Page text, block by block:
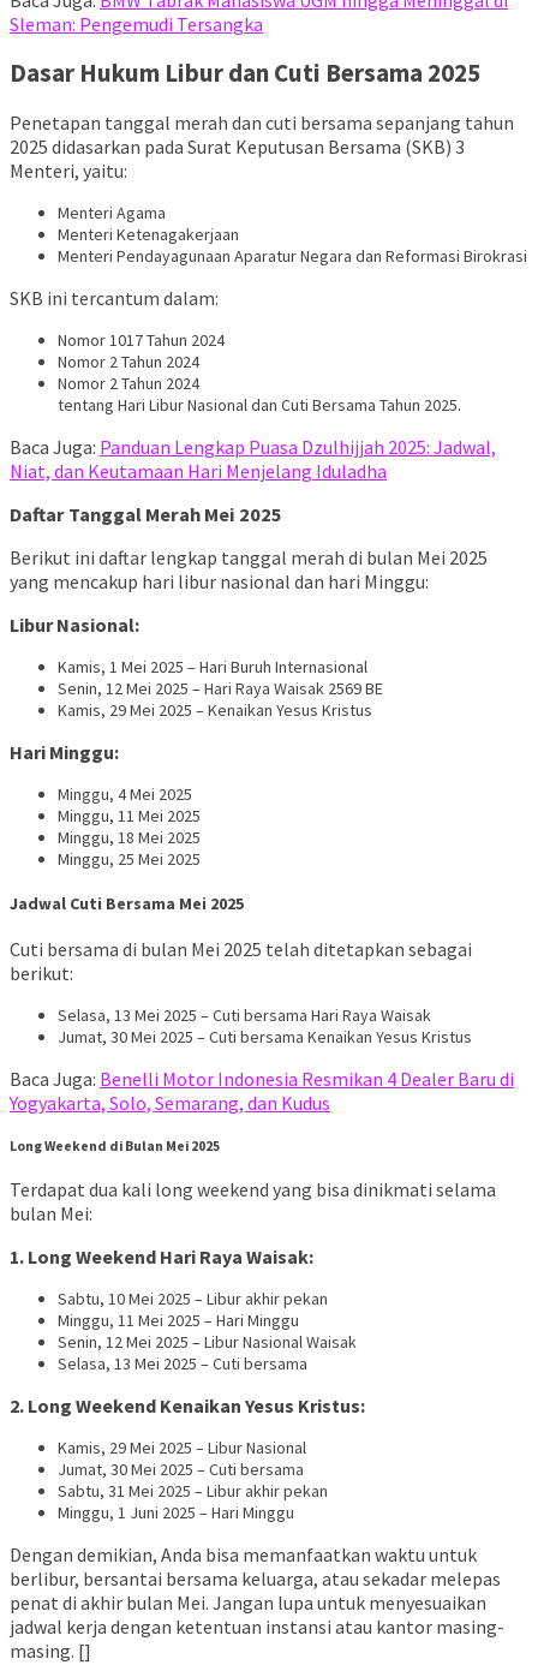
Sleman: Pengemudi Tersangka
Dasar Hukum Libur dan Cuti Bersama 2025
Penetapan tanggal merah dan cuti bersama sepanjang tahun
2025 didasarkan pada Surat Keputusan Bersama (SKB) 3
Menteri, yaitu:
Menteri Agama
Menteri Ketenagakerjaan
Menteri Pendayagunaan Aparatur Negara dan Reformasi Birokrasi
SKB ini tercantum dalam:
Nomor 1017 Tahun 2024
Nomor 2 Tahun 2024
Nomor 2 Tahun 2024
tentang Hari Libur Nasional dan Cuti Bersama Tahun 2025.
Baca Juga: Panduan Lengkap Puasa Dzulhijjah 2025: Jadwal,
Niat, dan Keutamaan Hari Menjelang Iduladha
Daftar Tanggal Merah Mei 2025
Berikut ini daftar lengkap tanggal merah di bulan Mei 2025
yang mencakup hari libur nasional dan hari Minggu:
Libur Nasional:
Kamis, 1 Mei 2025 – Hari Buruh Internasional
Senin, 12 Mei 2025 – Hari Raya Waisak 2569 BE
Kamis, 29 Mei 2025 – Kenaikan Yesus Kristus
Hari Minggu:
Minggu, 4 Mei 2025
Minggu, 11 Mei 2025
Minggu, 18 Mei 2025
Minggu, 25 Mei 2025
Jadwal Cuti Bersama Mei 2025
Cuti bersama di bulan Mei 2025 telah ditetapkan sebagai
berikut:
Selasa, 13 Mei 2025 – Cuti bersama Hari Raya Waisak
Jumat, 30 Mei 2025 – Cuti bersama Kenaikan Yesus Kristus
Baca Juga: Benelli Motor Indonesia Resmikan 4 Dealer Baru di
Yogyakarta, Solo, Semarang, dan Kudus
Long Weekend di Bulan Mei 2025
Terdapat dua kali long weekend yang bisa dinikmati selama
bulan Mei:
1. Long Weekend Hari Raya Waisak:
Sabtu, 10 Mei 2025 – Libur akhir pekan
Minggu, 11 Mei 2025 – Hari Minggu
Senin, 12 Mei 2025 – Libur Nasional Waisak
Selasa, 13 Mei 2025 – Cuti bersama
2. Long Weekend Kenaikan Yesus Kristus:
Kamis, 29 Mei 2025 – Libur Nasional
Jumat, 30 Mei 2025 – Cuti bersama
Sabtu, 31 Mei 2025 – Libur akhir pekan
Minggu, 1 Juni 2025 – Hari Minggu
Dengan demikian, Anda bisa memanfaatkan waktu untuk
berlibur, bersantai bersama keluarga, atau sekadar melepas
penat di akhir bulan Mei. Jangan lupa untuk menyesuaikan
jadwal kerja dengan ketentuan instansi atau kantor masing-
masing. []